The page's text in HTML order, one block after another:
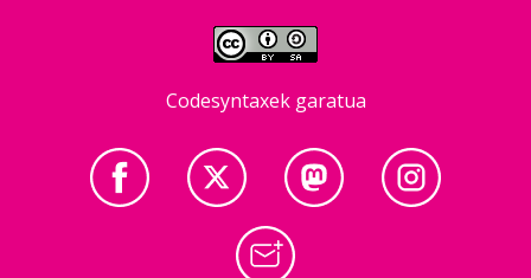
Codesyntaxek garatua